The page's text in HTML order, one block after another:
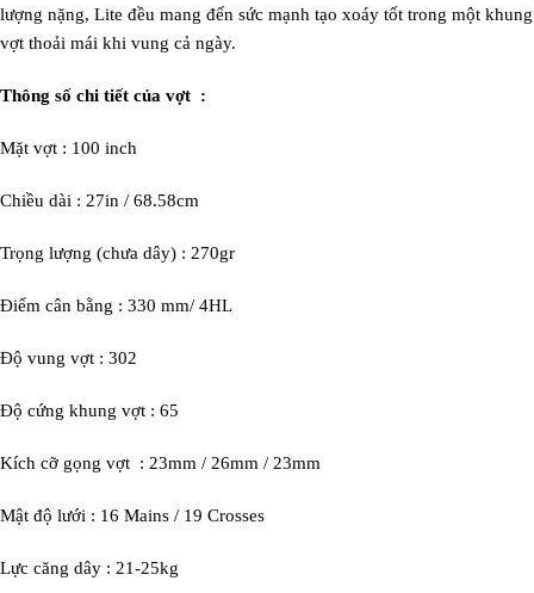
lượng nặng, Lite đều mang đến sức mạnh tạo xoáy tốt trong một khung
vợt thoải mái khi vung cả ngày.
Thông số chi tiết của vợt :
Mặt vợt : 100 inch
Chiều dài : 27in / 68.58cm
Trọng lượng (chưa dây) : 270gr
Điểm cân bằng : 330 mm/ 4HL
Độ vung vợt : 302
Độ cứng khung vợt : 65
Kích cỡ gọng vợt : 23mm / 26mm / 23mm
Mật độ lưới : 16 Mains / 19 Crosses
Lực căng dây : 21-25kg